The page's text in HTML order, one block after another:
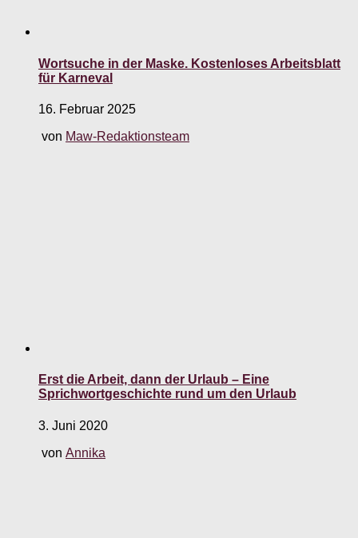
Wortsuche in der Maske. Kostenloses Arbeitsblatt
für Karneval
16. Februar 2025
von Maw-Redaktionsteam
Erst die Arbeit, dann der Urlaub – Eine
Sprichwortgeschichte rund um den Urlaub
3. Juni 2020
von Annika